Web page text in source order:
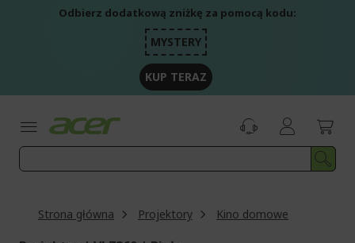
Odbierz dodatkową zniżkę za pomocą kodu:
MYSTERY
KUP TERAZ
Strona główna Projektory Kino domowe